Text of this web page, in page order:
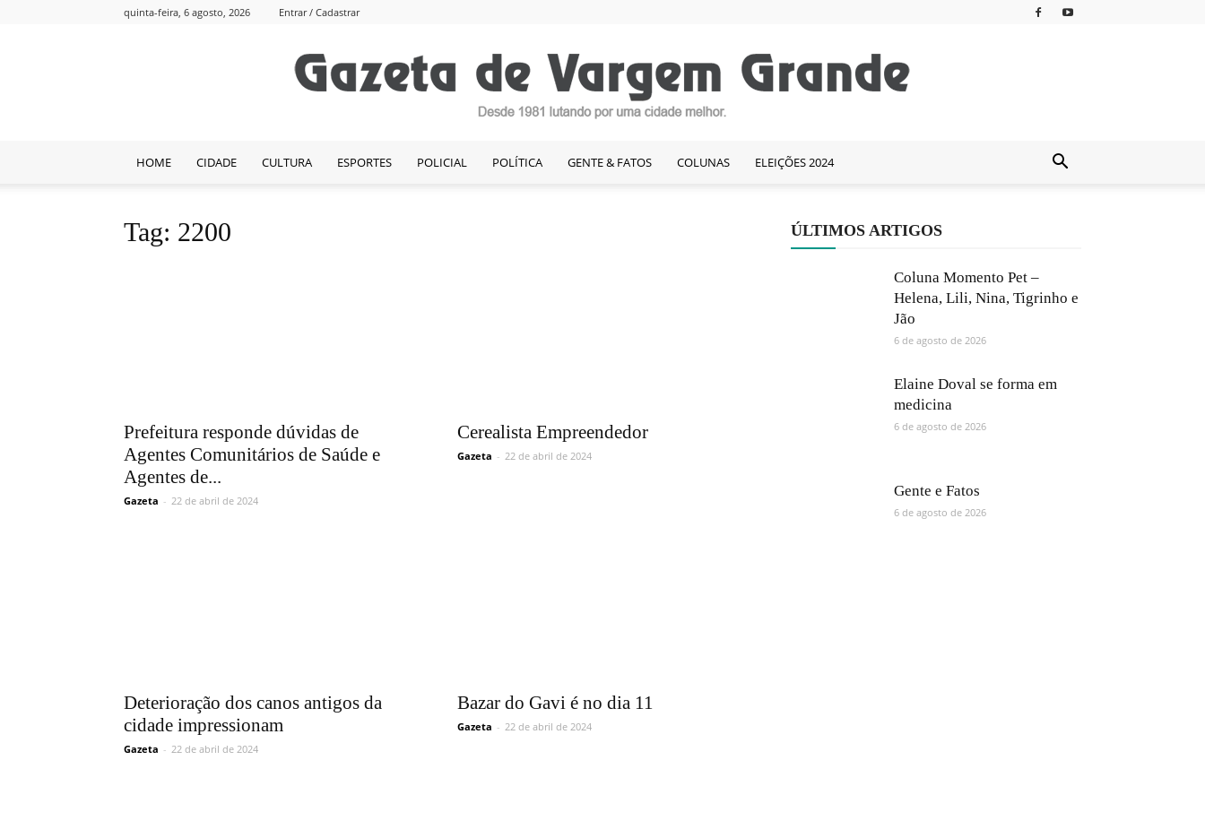
quinta-feira, 6 agosto, 2026 Entrar / Cadastrar
HOME CIDADE CULTURA ESPORTES POLICIAL POLÍTICA GENTE & FATOS COLUNAS ELEIÇÕES 2024
Tag: 2200
Prefeitura responde dúvidas de
Agentes Comunitários de Saúde e
Agentes de...
Gazeta - 22 de abril de 2024
Cerealista Empreendedor
Gazeta - 22 de abril de 2024
Deterioração dos canos antigos da
cidade impressionam
Gazeta - 22 de abril de 2024
Bazar do Gavi é no dia 11
Gazeta - 22 de abril de 2024
ÚLTIMOS ARTIGOS
Coluna Momento Pet –
Helena, Lili, Nina, Tigrinho e
Jão
6 de agosto de 2026
Elaine Doval se forma em
medicina
6 de agosto de 2026
Gente e Fatos
6 de agosto de 2026